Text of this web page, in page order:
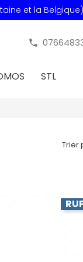
et la Belgique)
phone
STL
Trier